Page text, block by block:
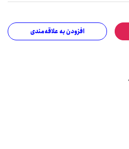
افزودن به علاقه‌مندی